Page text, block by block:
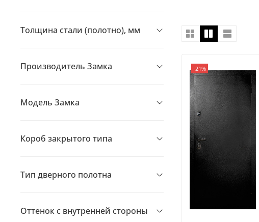
-21%
Толщина стали (полотно), мм
Производитель Замка
Модель Замка
Короб закрытого типа
Тип дверного полотна
Оттенок с внутренней стороны